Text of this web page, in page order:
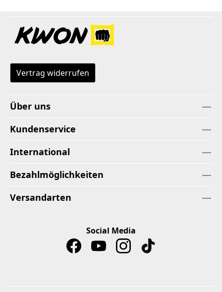
Vertrag widerrufen
Über uns
Kundenservice
International
Bezahlmöglichkeiten
Versandarten
Social Media